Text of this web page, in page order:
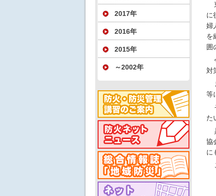
2017年
2016年
2015年
～2002年
に
婦
を
囲
対
等
た
協
に